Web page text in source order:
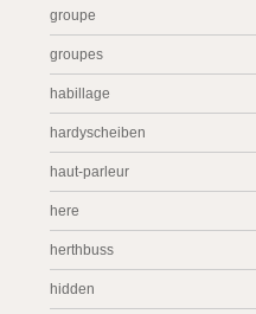
groupe
groupes
habillage
hardyscheiben
haut-parleur
here
herthbuss
hidden